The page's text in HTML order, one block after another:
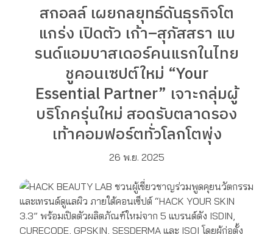
สกอลล์ เผยกลยุทธ์ดันธุรกิจโต
แกร่ง เปิดตัว เก้า–สุภัสสรา แบ
รนด์แอมบาสเดอร์คนแรกในไทย
ชูคอนเซปต์ใหม่ “Your
Essential Partner” เจาะกลุ่มผู้
บริโภครุ่นใหม่ สอดรับตลาดรอง
เท้าคอมฟอร์ตทั่วโลกโตพุ่ง
26 พ.ย. 2025